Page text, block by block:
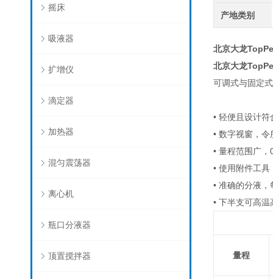
摇床
吸液器
扩增仪
滴定器
加热器
混匀震荡器
离心机
瓶口分液器
顶置搅拌器
产地类别
北京大龙
北京大龙
可调式与固定
• 轻便且设计
• 数字视窗，
• 量程范围广
• 使用附件工
• 准确的分液
• 下半支可高
量程